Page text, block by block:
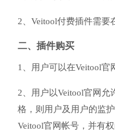
2、Veitool付费插件需
二、插件购买
1、用户可以在Veitool官
2、用户以Veitool官网
格，则用户及用户的监
Veitool官网帐号，并有